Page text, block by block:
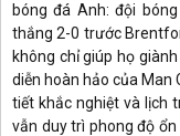
bóng đá Anh: đội
thắng 2-0 trước
không chỉ giúp họ
diễn hoàn hảo của Man
tiết khắc nghiệt và lịch
vẫn duy trì phong độ